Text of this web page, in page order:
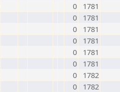
0
1781
0
1781
0
1781
0
1781
0
1781
0
1781
0
1782
0
1782